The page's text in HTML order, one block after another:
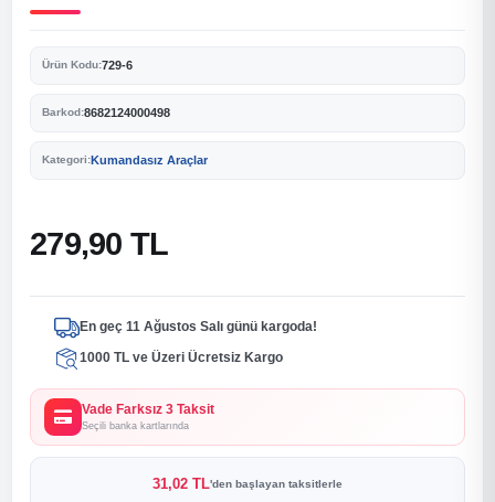
Ürün Kodu:729-6
Barkod:8682124000498
Kategori:Kumandasız Araçlar
279,90 TL
En geç 11 Ağustos Salı günü kargoda!
1000 TL ve Üzeri Ücretsiz Kargo
Vade Farksız 3 Taksit
Seçili banka kartlarında
31,02 TL'den başlayan taksitlerle